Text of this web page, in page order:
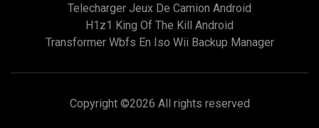
Telecharger Jeux De Camion Android
H1z1 King Of The Kill Android
Transformer Wbfs En Iso Wii Backup Manager
Copyright ©2026 All rights reserved